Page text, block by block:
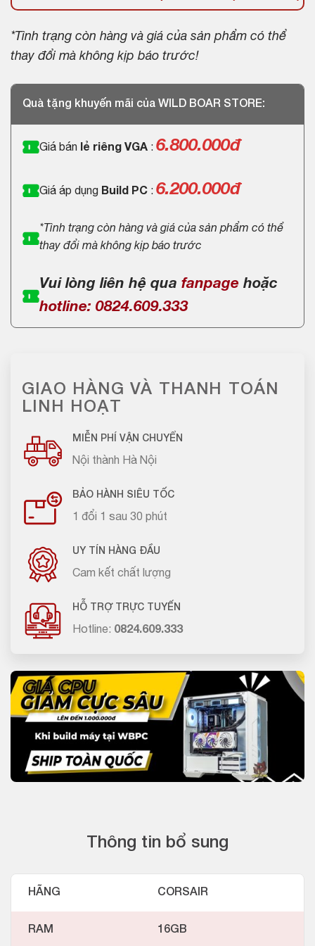
*Tình trạng còn hàng và giá của sản phẩm có thể
thay đổi mà không kịp báo trước!
Quà tặng khuyến mãi của WILD BOAR STORE:
Giá bán lẻ riêng VGA : 6.800.000đ
Giá áp dụng Build PC : 6.200.000đ
*Tình trạng còn hàng và giá của sản phẩm có thể
thay đổi mà không kịp báo trước
Vui lòng liên hệ qua fanpage hoặc
hotline: 0824.609.333
GIAO HÀNG VÀ THANH TOÁN
LINH HOẠT
MIỄN PHÍ VẬN CHUYỂN
Nội thành Hà Nội
BẢO HÀNH SIÊU TỐC
1 đổi 1 sau 30 phút
UY TÍN HÀNG ĐẦU
Cam kết chất lượng
HỖ TRỢ TRỰC TUYẾN
Hotline: 0824.609.333
Thông tin bổ sung
HÃNG CORSAIR
RAM 16GB